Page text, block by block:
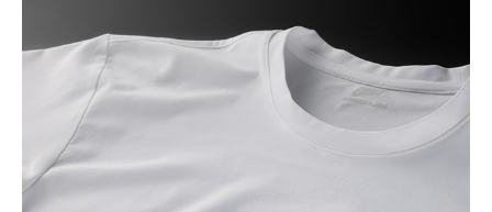
¥6,160(税込)
カートに入れる